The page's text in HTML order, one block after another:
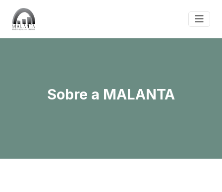
Sobre a MALANTA